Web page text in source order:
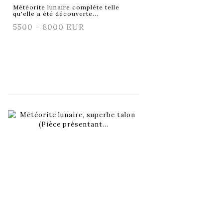
Météorite lunaire complète telle
qu'elle a été découverte...
5500 - 8000 EUR